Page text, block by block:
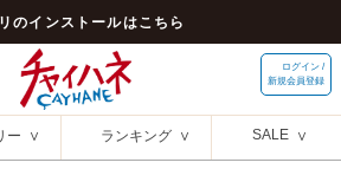
のインストールはこちら
ログイン /
新規会員登録
ー ランキング SALE